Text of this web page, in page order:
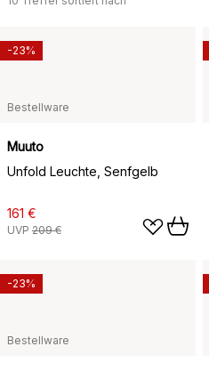
Bestellware
Muuto
Unfold Leuchte, Senfgelb
161 €
UVP 209 €
-23%
Bestellware
-23%